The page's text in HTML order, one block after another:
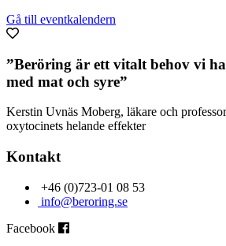
Gå till eventkalendern
”Beröring är ett vitalt behov vi
med mat och syre”
Kerstin Uvnäs Moberg, läkare och
oxytocinets helande effekter
Kontakt
+46 (0)723-01 08 53
info@beroring.se
Facebook